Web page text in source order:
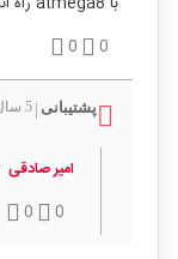
0
0
پشتیبانی 5 سال پیش
امیر صادقی
0
0